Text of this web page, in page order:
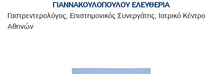
ΓΙΑΝΝΑΚΟΥΛΟΠΟΥΛΟΥ ΕΛΕΥΘΕΡΙΑ
Γαστρεντερολόγος, Επιστημονικός Συνεργάτης, Ιατρικό Κέντρο
Αθηνών